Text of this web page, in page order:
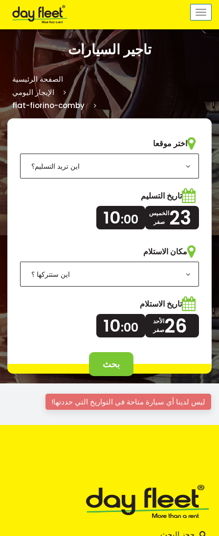
Toggle
navigation
تاجير السيارات
الصفحة الرئيسية
الإيجار اليومي
fiat-fiorino-comby
اختر موقعا
اين تريد التسليم؟
تاريخ التسليم
23الخميس
صفر
10:00
مكان الاستلام
اين ستتركها ؟
تاريخ الاستلام
26الأحد
صفر
10:00
بحث
ليس لدينا أي سيارة متاحة في التواريخ التي حددتها!